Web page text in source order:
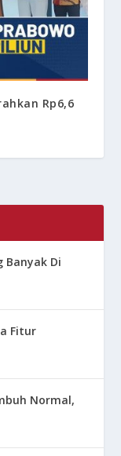
Rp6,6
Banyak Di
Fitur
Normal,